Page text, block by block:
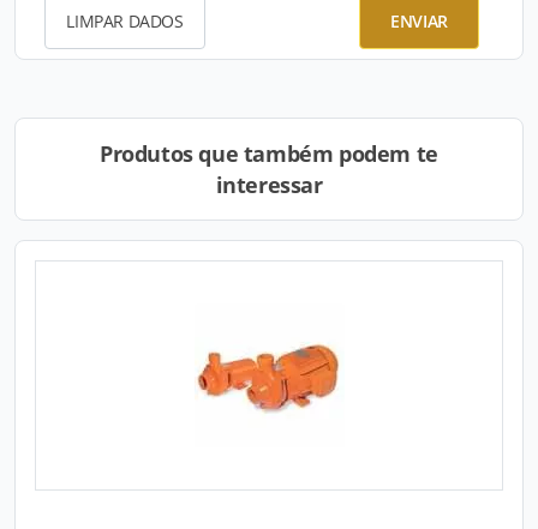
LIMPAR DADOS ENVIAR
Produtos que também podem te
interessar